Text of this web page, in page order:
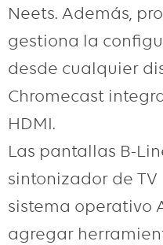
Neets. Además,
gestiona la
desde cualquier
Chromecast
HDMI.
Las pantallas B-
sintonizador de
sistema operativo
agregar